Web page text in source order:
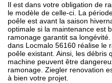
Il est dans votre obligation de
le modèle de celle-ci. La
poêle est avant la saison
optimale si la maintenance est
ramonage garantit sa
dans Locmalo 56160 réalise le
poêle existant. Ainsi, les débris
machine peuvent être
ramonage. Ziegler renovation
à bien votre projet.